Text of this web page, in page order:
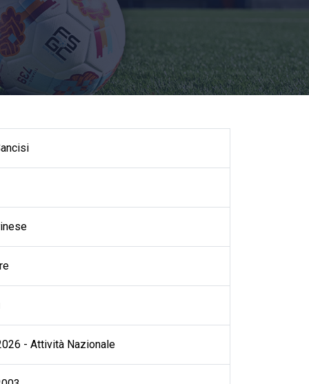
- Attività Nazionale